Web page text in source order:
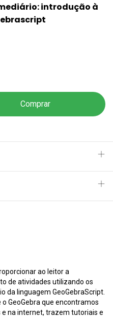
introdução à
ao leitor a
de atividades utilizando os
da linguagem GeoGebraScript.
GeoGebra que encontramos
na internet, trazem tutoriais e